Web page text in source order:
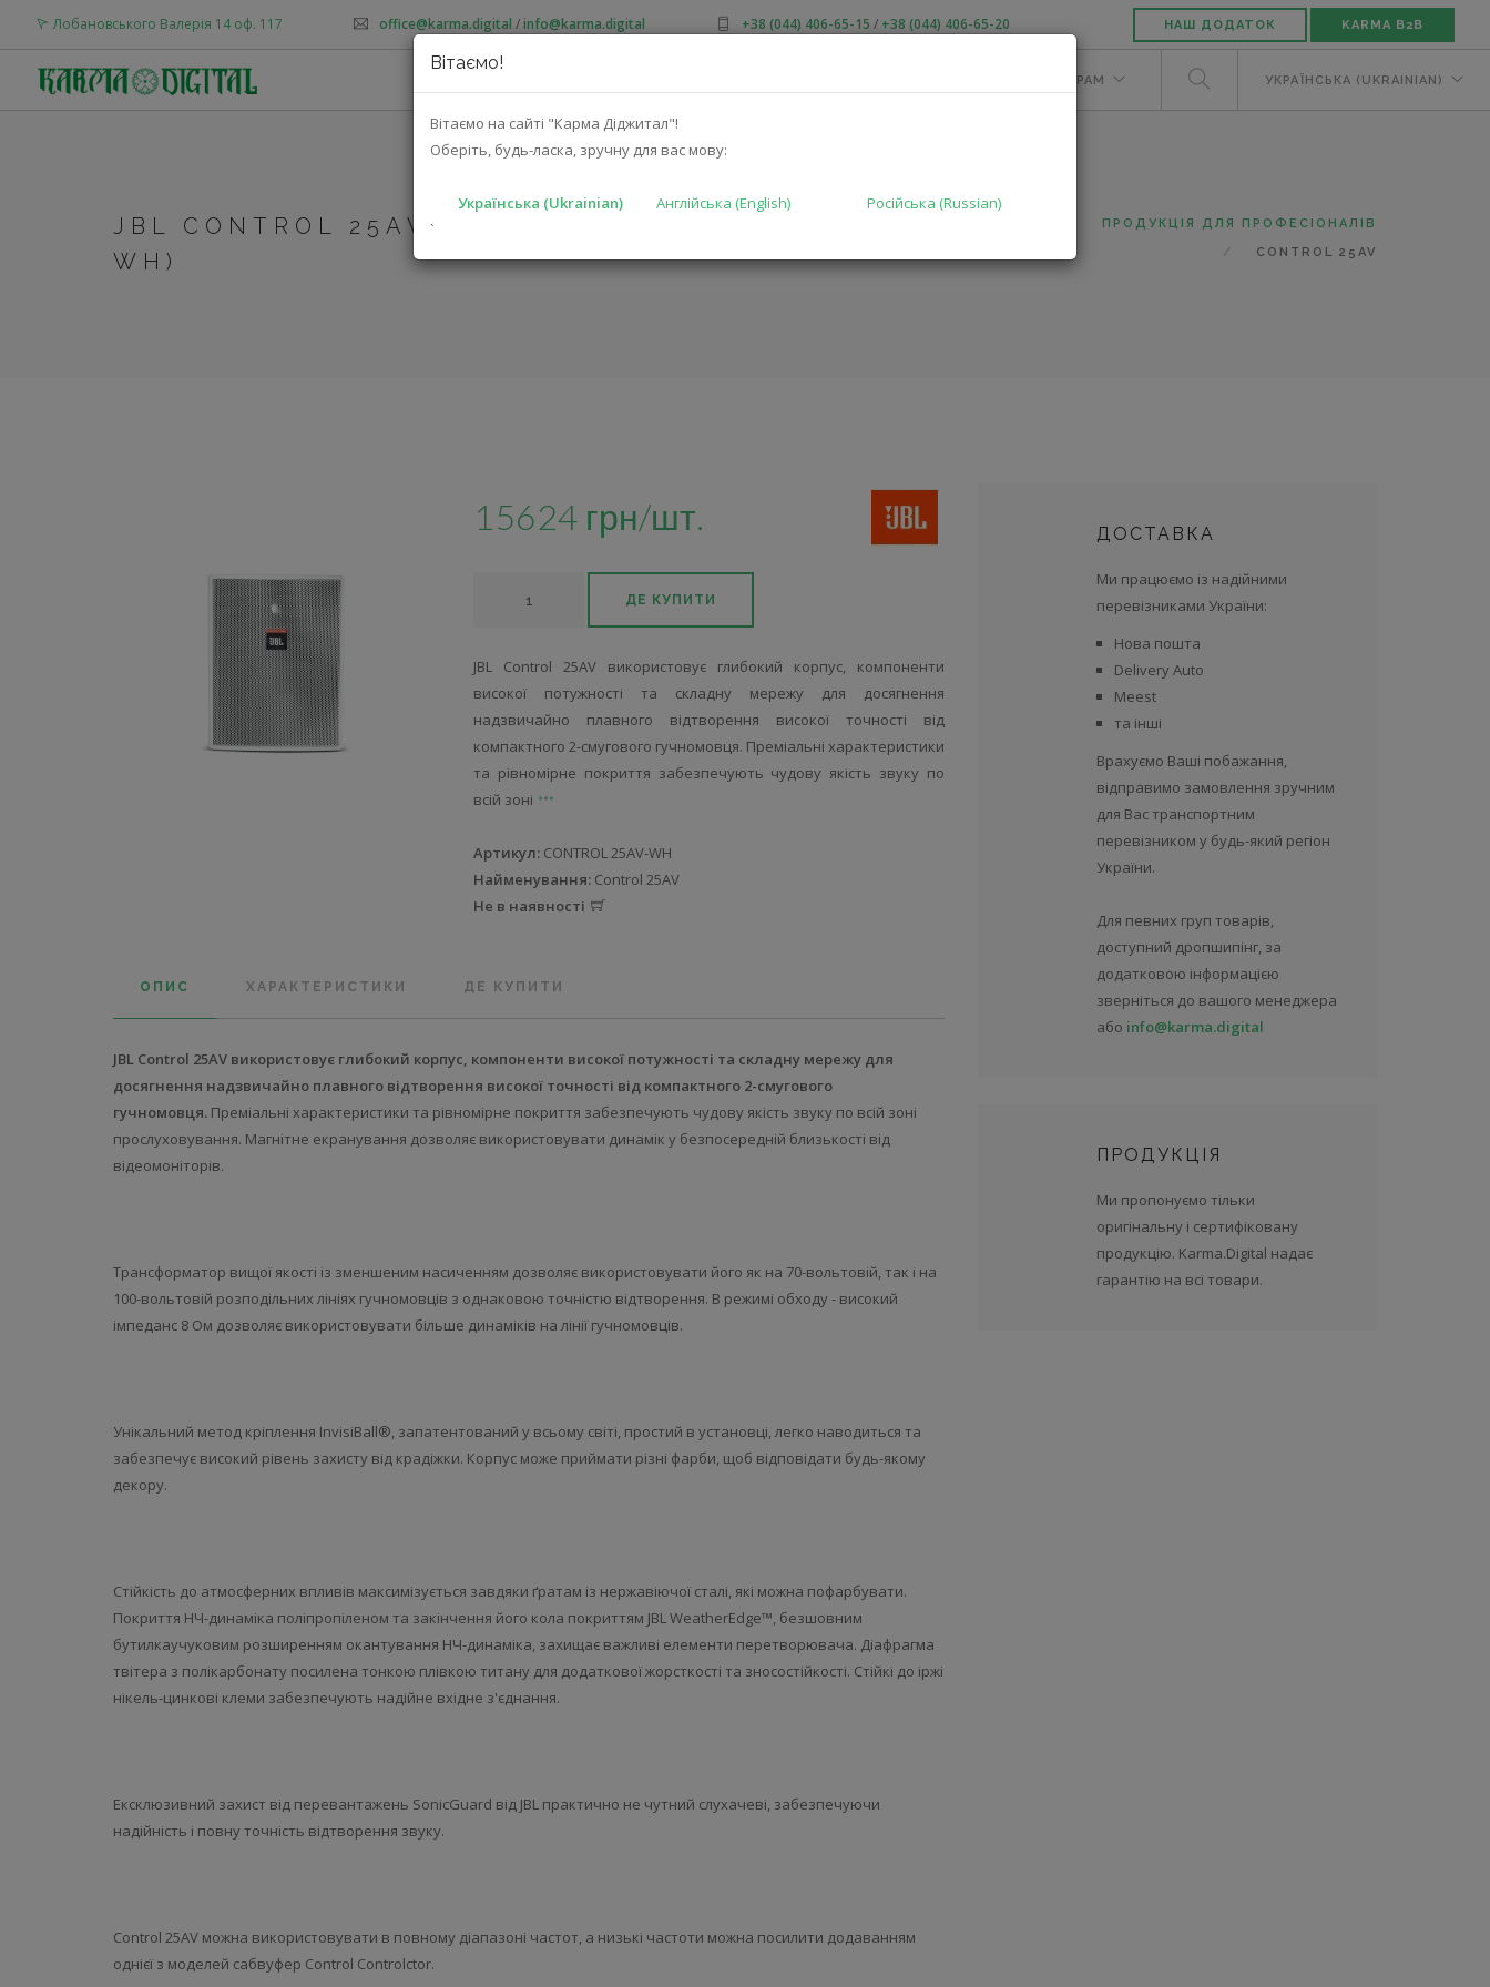
Вітаємо!
Вітаємо на сайті "Карма Діджитал"!
Оберіть, будь-ласка, зручну для вас мову:
Українська (Ukrainian) Англійська (English)
Російська (Russian)
`
Лобановського Валерія 14 оф. 117 office@karma.digital /info@karma.digital +38 (044) 406-65-15 / +38 (044) 406-65-20 НАШ ДОДАТОК KARMA B2B
ДИЛЕРАМ УКРАЇНСЬКА (UKRAINIAN)
JBL CONTROL 25AV (CONTROL 25AV-
WH)
ПРОДУКЦІЯ ДЛЯ ПРОФЕСІОНАЛІВ
CONTROL 25AV
15624 грн/шт.
ДЕ КУПИТИ
JBL Control 25AV використовує глибокий корпус, компоненти
високої потужності та складну мережу для досягнення
надзвичайно плавного відтворення високої точності від
компактного 2-смугового гучномовця. Преміальні характеристики
та рівномірне покриття забезпечують чудову якість звуку по
всій зоні
Артикул: CONTROL 25AV-WH
Найменування: Control 25AV
Не в наявності
ОПИС ХАРАКТЕРИСТИКИ ДЕ КУПИТИ
JBL Control 25AV використовує глибокий корпус, компоненти високої потужності та складну мережу для
досягнення надзвичайно плавного відтворення високої точності від компактного 2-смугового
гучномовця. Преміальні характеристики та рівномірне покриття забезпечують чудову якість звуку по всій зоні
прослуховування. Магнітне екранування дозволяє використовувати динамік у безпосередній близькості від
відеомоніторів.
Трансформатор вищої якості із зменшеним насиченням дозволяє використовувати його як на 70-вольтовій, так і на
100-вольтовій розподільних лініях гучномовців з однаковою точністю відтворення. В режимі обходу - високий
імпеданс 8 Ом дозволяє використовувати більше динаміків на лінії гучномовців.
Унікальний метод кріплення InvisiBall®, запатентований у всьому світі, простий в установці, легко наводиться та
забезпечує високий рівень захисту від крадіжки. Корпус може приймати різні фарби, щоб відповідати будь-якому
декору.
Стійкість до атмосферних впливів максимізується завдяки ґратам із нержавіючої сталі, які можна пофарбувати.
Покриття НЧ-динаміка поліпропіленом та закінчення його кола покриттям JBL WeatherEdge™, безшовним
бутилкаучуковим розширенням окантування НЧ-динаміка, захищає важливі елементи перетворювача. Діафрагма
твітера з полікарбонату посилена тонкою плівкою титану для додаткової жорсткості та зносостійкості. Стійкі до іржі
нікель-цинкові клеми забезпечують надійне вхідне з'єднання.
Ексклюзивний захист від перевантажень SonicGuard від JBL практично не чутний слухачеві, забезпечуючи
надійність і повну точність відтворення звуку.
Control 25AV можна використовувати в повному діапазоні частот, а низькі частоти можна посилити додаванням
однієї з моделей сабвуфер Control Controlctor.
ДОСТАВКА
Ми працюємо із надійними
перевізниками України:
Нова пошта
Delivery Auto
Meest
та інші
Врахуємо Ваші побажання,
відправимо замовлення зручним
для Вас транспортним
перевізником у будь-який регіон
України.
Для певних груп товарів,
доступний дропшипінг, за
додатковою інформацією
зверніться до вашого менеджера
або info@karma.digital
ПРОДУКЦІЯ
Ми пропонуємо тільки
оригінальну і сертифіковану
продукцію. Karma.Digital надає
гарантію на всі товари.